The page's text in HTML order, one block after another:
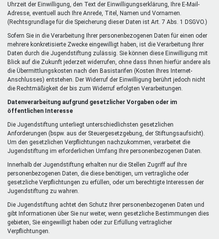
Uhrzeit der Einwilligung, den Text der Einwilligungserklärung, Ihre E-Mail-
Adresse, eventuell auch Ihre Anrede, Titel, Namen und Vornamen.
(Rechtsgrundlage für die Speicherung dieser Daten ist Art. 7 Abs. 1 DSGVO.)
Sofern Sie in die Verarbeitung Ihrer personenbezogenen Daten für einen oder
mehrere konkretisierte Zwecke eingewilligt haben, ist die Verarbeitung Ihrer
Daten durch die Jugendstiftung zulässig. Sie können diese Einwilligung mit
Blick auf die Zukunft jederzeit widerrufen, ohne dass Ihnen hierfür andere als
die Übermittlungskosten nach den Basistarifen (Kosten Ihres Internet-
Anschlusses) entstehen. Der Widerruf der Einwilligung berührt jedoch nicht
die Rechtmäßigkeit der bis zum Widerruf erfolgten Verarbeitungen.
Datenverarbeitung aufgrund gesetzlicher Vorgaben oder im
öffentlichen Interesse
Die Jugendstiftung unterliegt unterschiedlichsten gesetzlichen
Anforderungen (bspw. aus der Steuergesetzgebung, der Stiftungsaufsicht).
Um den gesetzlichen Verpflichtungen nachzukommen, verarbeitet die
Jugendstiftung im erforderlichen Umfang Ihre personenbezogenen Daten.
Innerhalb der Jugendstiftung erhalten nur die Stellen Zugriff auf Ihre
personenbezogenen Daten, die diese benötigen, um vertragliche oder
gesetzliche Verpflichtungen zu erfüllen, oder um berechtigte Interessen der
Jugendstiftung zu wahren.
Die Jugendstiftung achtet den Schutz Ihrer personenbezogenen Daten und
gibt Informationen über Sie nur weiter, wenn gesetzliche Bestimmungen dies
gebieten, Sie eingewilligt haben oder zur Erfüllung vertraglicher
Verpflichtungen.